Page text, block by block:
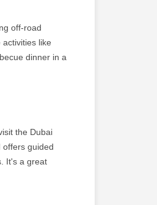
off-road
like
dinner in a
the Dubai
offers guided
It's a great